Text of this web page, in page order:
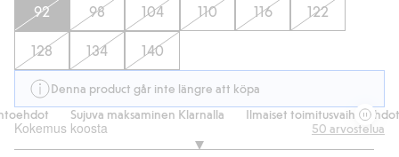
92 98 104 110 116 122
128 134 140
Denna product går inte längre att köpa
Sujuva maksaminen Klarnalla Ilmaiset toimitusvaihtoehdot
Kokemus koosta 50 arvostelua